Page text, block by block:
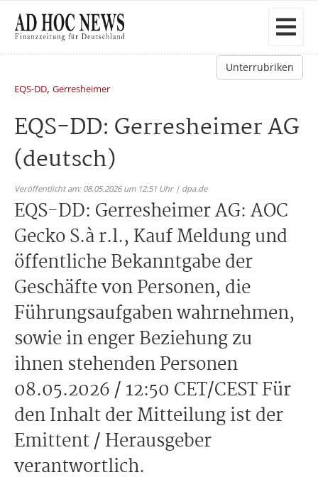
Unterrubriken
EQS-DD, Gerresheimer
EQS-DD: Gerresheimer AG
(deutsch)
Veröffentlicht am: 08.05.2026 um 12:51 Uhr | dpa.de
EQS-DD: Gerresheimer AG: AOC
Gecko S.à r.l., Kauf Meldung und
öffentliche Bekanntgabe der
Geschäfte von Personen, die
Führungsaufgaben wahrnehmen,
sowie in enger Beziehung zu
ihnen stehenden Personen
08.05.2026 / 12:50 CET/CEST Für
den Inhalt der Mitteilung ist der
Emittent / Herausgeber
verantwortlich.